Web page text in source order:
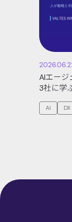
AIエー
3社に学
AI DX